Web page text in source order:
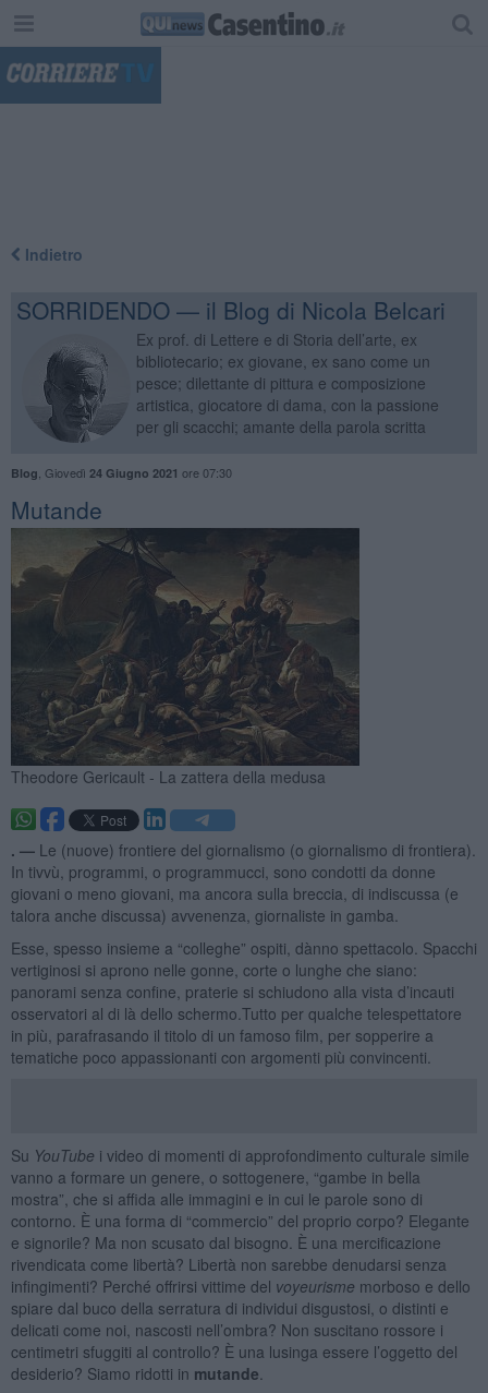
Indietro
SORRIDENDO — il Blog di Nicola Belcari
Ex prof. di Lettere e di Storia dell’arte, ex
bibliotecario; ex giovane, ex sano come un
pesce; dilettante di pittura e composizione
artistica, giocatore di dama, con la passione
per gli scacchi; amante della parola scritta
Blog Giovedì 24 Giugno 2021 ore 07:30
Mutande
Theodore Gericault - La zattera della medusa
. — Le (nuove) frontiere del giornalismo (o giornalismo di frontiera).
In tivvù, programmi, o programmucci, sono condotti da donne
giovani o meno giovani, ma ancora sulla breccia, di indiscussa (e
talora anche discussa) avvenenza, giornaliste in gamba.
Esse, spesso insieme a “colleghe” ospiti, dànno spettacolo. Spacchi
vertiginosi si aprono nelle gonne, corte o lunghe che siano:
panorami senza confine, praterie si schiudono alla vista d’incauti
osservatori al di là dello schermo.Tutto per qualche telespettatore
in più, parafrasando il titolo di un famoso film, per sopperire a
tematiche poco appassionanti con argomenti più convincenti.
Su YouTube i video di momenti di approfondimento culturale simile
vanno a formare un genere, o sottogenere, “gambe in bella
mostra”, che si affida alle immagini e in cui le parole sono di
contorno. È una forma di “commercio” del proprio corpo? Elegante
e signorile? Ma non scusato dal bisogno. È una mercificazione
rivendicata come libertà? Libertà non sarebbe denudarsi senza
infingimenti? Perché offrirsi vittime del voyeurisme morboso e dello
spiare dal buco della serratura di individui disgustosi, o distinti e
delicati come noi, nascosti nell’ombra? Non suscitano rossore i
centimetri sfuggiti al controllo? È una lusinga essere l’oggetto del
desiderio? Siamo ridotti in mutande